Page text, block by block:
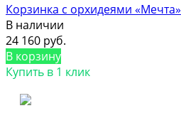
Корзинка с орхидеями «Мечта»
В наличии
24 160 руб.
В корзину
Купить в 1 клик